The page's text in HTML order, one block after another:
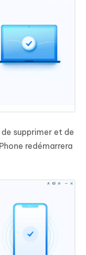
supprimer et de
redémarrera